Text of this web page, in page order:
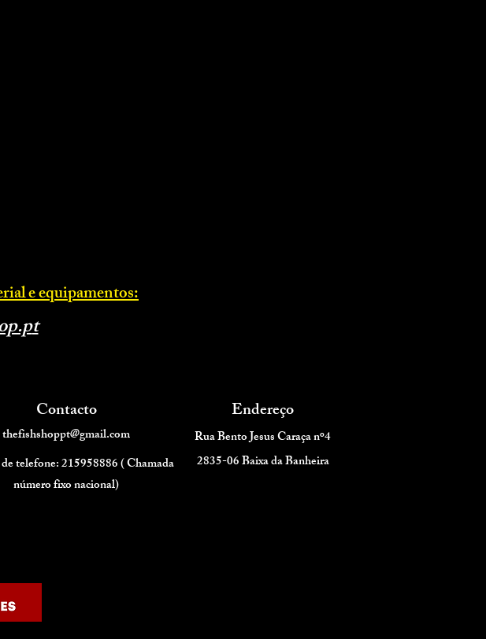
e equipamentos:
t
Contacto Endereço
thefishshoppt@gmail.com
telefone: 215958886 ( Chamada
número fixo nacional)
Rua Bento Jesus Caraça nº4
2835-06 Baixa da Banheira